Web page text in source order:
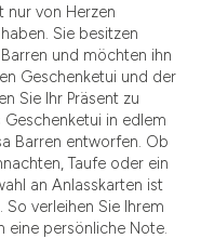
nur von Herzen
Sie besitzen
und möchten ihn
Geschenketui und der
Sie Ihr Präsent zu
in edlem
Barren entworfen. Ob
Taufe oder ein
an Anlasskarten ist
verleihen Sie Ihrem
eine persönliche Note.